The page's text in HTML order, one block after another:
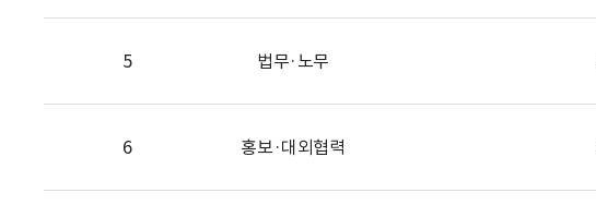
5 법무·노무
6 홍보·대외협력